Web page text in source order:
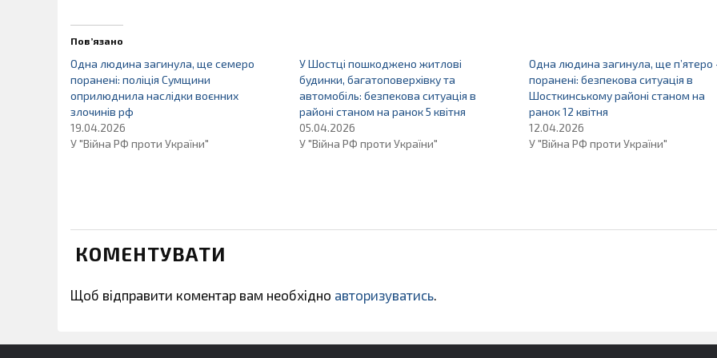
Пов’язано
Одна людина загинула, ще семеро
поранені: поліція Сумщини
оприлюднила наслідки воєнних
злочинів рф
19.04.2026
У "Війна РФ проти України"
У Шостці пошкоджено житлові
будинки, багатоповерхівку та
автомобіль: безпекова ситуація в
районі станом на ранок 5 квітня
05.04.2026
У "Війна РФ проти України"
Одна людина загинула, ще п’ятеро
поранені: безпекова ситуація в
Шосткинському районі станом на
ранок 12 квітня
12.04.2026
У "Війна РФ проти України"
КОМЕНТУВАТИ
Щоб відправити коментар вам необхідно авторизуватись